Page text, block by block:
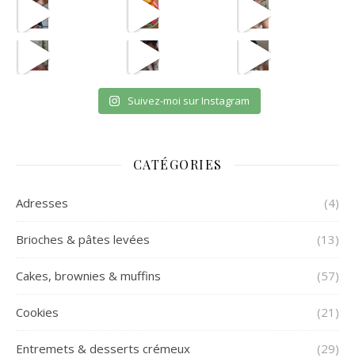
avec les astuces de @aist
Suivez-moi sur Instagram
CATÉGORIES
Adresses (4)
Brioches & pâtes levées (13)
Cakes, brownies & muffins (57)
Cookies (21)
Entremets & desserts crémeux (29)